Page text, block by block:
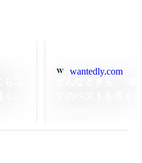
wantedly.com